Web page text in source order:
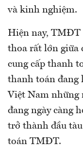
và kinh nghiệm.
Hiện nay, TMĐT
thoa rất lớn giữa
cung cấp thanh
thanh toán đang
Việt Nam những
đang ngày càng
trở thành đầu
toán TMĐT.